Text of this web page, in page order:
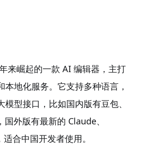
来崛起的一款 AI 编辑器，主打
本地化服务。它支持多种语言，
模型接口，比如国内版有豆包、
外版有最新的 Claude、
合中国开发者使用。